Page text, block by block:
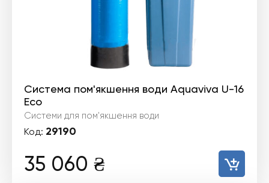
Система пом'якшення води Aquaviva U-16
Eco
Системи для пом'якшення води
Код: 29190
35 060 ₴